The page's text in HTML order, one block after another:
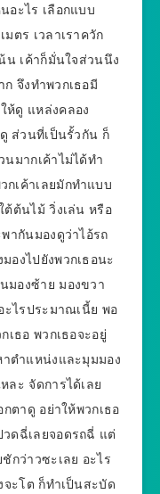
อะไร เลือกแบบ
ตร เวลาเราควัก
น เค้าก็มั่นใจส่วนนึง
ก จึงทำพวกเธอมี
ห้ดู แหล่งคลอง
ส่วนที่เป็นรั้วกัน ก็
มากเค้าไม่ได้ทำ
เค้าเลยมักทำแบบ
ต้ต้นไม้ วิ่งเล่น หรือ
ากันมองดูว่าไอ้รถ
องไปยังพวกเธอนะ
มองซ้าย มองขวา
ะไรประมาณเนี้ย พอ
เธอ พวกเธอจะอยู่
าตำแหน่งและมุมมอง
ละ จัดการได้เลย
ตาดู อย่าให้พวกเธอ
วดฉี่เลยจอดรถฉี่ แต่
กว่าวซะเลย อะไร
ะโต ก็ทำเป็นสะบัด